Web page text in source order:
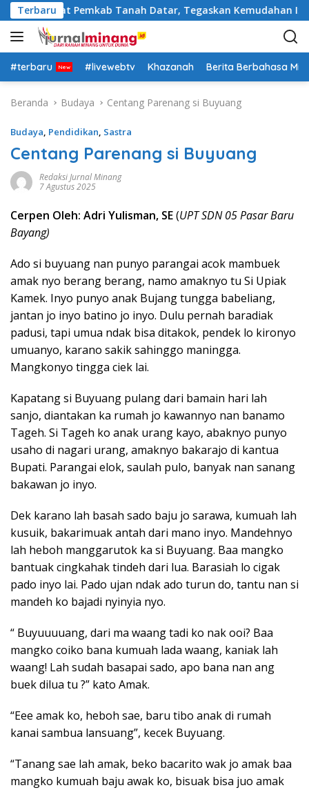
a
g
u
Terbaru
Pejabat Pemkab Tanah Datar, Tegaskan Kemudahan Izin
#terbaru #livewebtv Khazanah Berita Berbahasa
Beranda Budaya Centang Parenang si Buyuang
Budaya, Pendidikan, Sastra
Centang Parenang si Buyuang
Redaksi Jurnal Minang
7 Agustus 2025
Cerpen Oleh: Adri Yulisman, SE(UPT SDN 05 Pasar Baru
Bayang)
Ado si buyuang nan punyo parangai acok mambuek
amak nyo berang berang, namo amaknyo tu Si Upiak
Kamek. Inyo punyo anak Bujang tungga babeliang,
jantan jo inyo batino jo inyo. Dulu pernah baradiak
padusi, tapi umua ndak bisa ditakok, pendek lo kironyo
umuanyo, karano sakik sahinggo maningga.
Mangkonyo tingga ciek lai.
Kapatang si Buyuang pulang dari bamain hari lah
sanjo, diantakan ka rumah jo kawannyo nan banamo
Tageh. Si Tageh ko anak urang kayo, abaknyo punyo
usaho di nagari urang, amaknyo bakarajo di kantua
Bupati. Parangai elok, saulah pulo, banyak nan sanang
bakawan jo inyo.
Dek karano lah basah sado baju jo sarawa, kumuah lah
kusuik, bakarimuak antah dari mano inyo. Mandehnyo
lah heboh manggarutok ka si Buyuang. Baa mangko
bantuak cingkahak tindeh dari lua. Barasiah lo cigak
pado inyo lai. Pado ujan ndak ado turun do, tantu nan si
mandeh ko bajadi nyinyia nyo.
“ Buyuuuuang, dari ma waang tadi ko nak ooi? Baa
mangko coiko bana kumuah lada waang, kaniak lah
waang! Lah sudah basapai sado, apo bana nan ang
buek dilua tu ?” kato Amak.
“Eee amak ko, heboh sae, baru tibo anak di rumah
kanai sambua lansuang”, kecek Buyuang.
“Tanang sae lah amak, beko bacarito wak jo amak baa
mangko kumuah baju awak ko, bisuak bisa juo amak